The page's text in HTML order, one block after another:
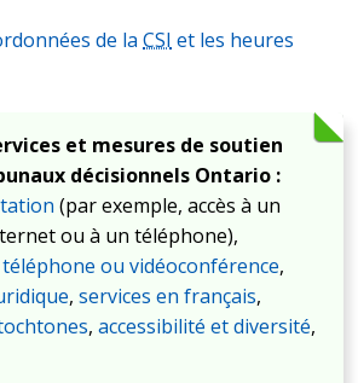
de la CSI et les heures
et mesures de soutien
décisionnels Ontario :
(par exemple, accès à un
ou à un téléphone),
ou vidéoconférence,
, services en français,
, accessibilité et diversité,